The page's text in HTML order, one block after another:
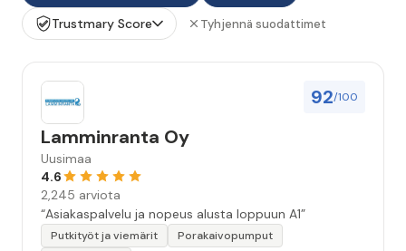
Trustmary Score
Tyhjennä suodattimet
92/100
Lamminranta Oy
Uusimaa
4.6
2,245 arviota
“Asiakaspalvelu ja nopeus alusta loppuun A1”
Putkityöt ja viemärit
Porakaivopumput